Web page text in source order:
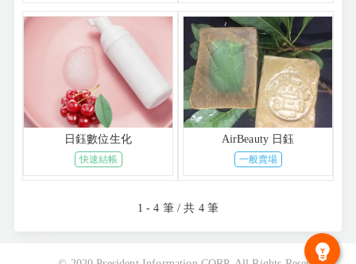
日鈺數位生化
快速結帳
AirBeauty 日鈺
一般賣場
1 - 4 筆 / 共 4 筆